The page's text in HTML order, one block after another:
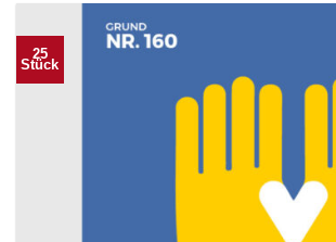
25
Stück